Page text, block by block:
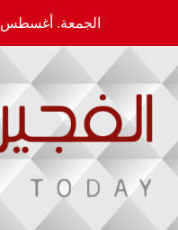
content
الجمعة. أغسطس 7th, 2026